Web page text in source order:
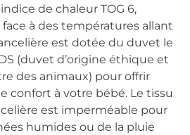
de chaleur TOG 6,
à des températures allant
est dotée du duvet le
(duvet d’origine éthique et
des animaux) pour offrir
confort à votre bébé. Le tissu
est imperméable pour
humides ou de la pluie